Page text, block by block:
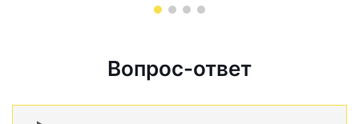
Вопрос-ответ